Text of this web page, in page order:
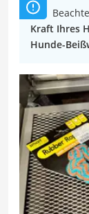
Kraft Ihres
Hunde-